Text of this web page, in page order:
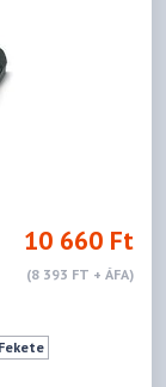
10 660 Ft
(8 393 FT + ÁFA)
Fekete